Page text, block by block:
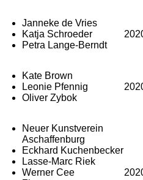
Janneke de Vries
Katja Schroeder
Petra Lange-Berndt
Kate Brown
Leonie Pfennig
Oliver Zybok
Neuer Kunstverein
Aschaffenburg
Eckhard Kuchenbecker
Lasse-Marc Riek
Werner Cee